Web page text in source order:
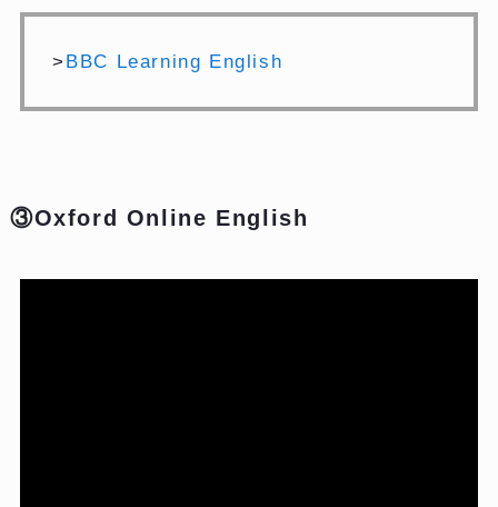
> BBC Learning English
③Oxford Online English